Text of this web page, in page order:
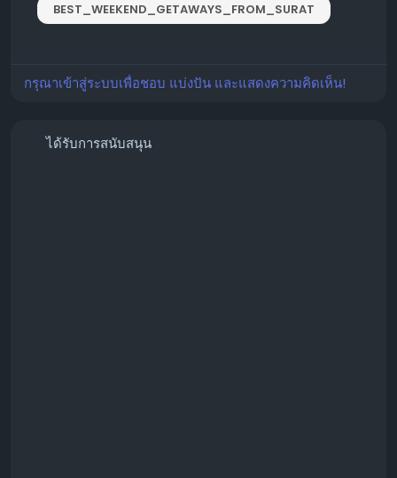
BEST_WEEKEND_GETAWAYS_FROM_SURAT
กรุณาเข้าสู่ระบบเพื่อชอบ แบ่งปัน และแสดงความคิดเห็น!
ได้รับการสนับสนุน